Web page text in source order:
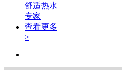
舒适热水
专家
查看更多
>